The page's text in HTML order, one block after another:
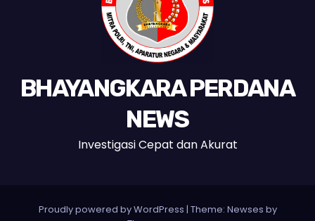
BHAYANGKARA PERDANA
NEWS
Investigasi Cepat dan Akurat
Proudly powered by WordPress | Theme: Newses by